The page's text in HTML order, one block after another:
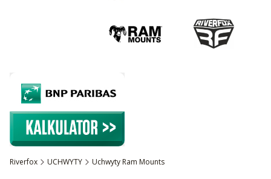
Riverfox UCHWYTY Uchwyty Ram Mounts